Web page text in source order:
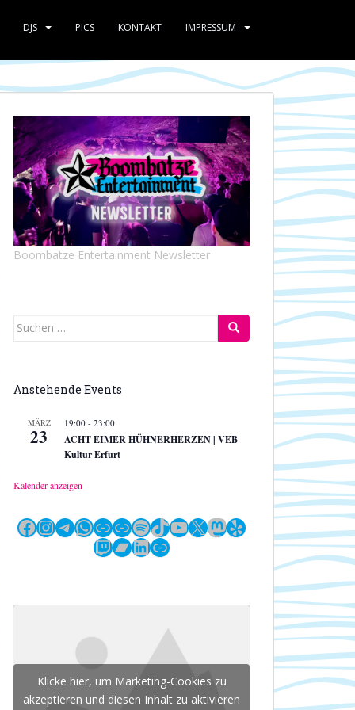
DJS PICS KONTAKT IMPRESSUM
Boombatze Entertainment Newsletter
Suchen
Anstehende Events
MÄRZ
23
19:00 - 23:00
ACHT EIMER HÜHNERHERZEN | VEB
Kultur Erfurt
Kalender anzeigen
Facebook
Instagram
Telegram
WhatsApp
LinkLinkSpotify
TikTok
YouTube
X Mastodon
Yelp
Twitch
Bandcamp
LinkedIn
Link
Klicke hier, um Marketing-Cookies zu
akzeptieren und diesen Inhalt zu aktivieren